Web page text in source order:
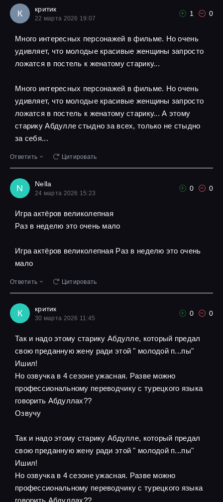
К критик
22 марта 2026 19:07
1 0
Много интересных персонажей в фильме. Но очень
удивляет, что молодые красивые женщины запросто
ложатся в постель к женатому старику...
Много интересных персонажей в фильме. Но очень
удивляет, что молодые красивые женщины запросто
ложатся в постель к женатому старику... А этому
старику Абдулле стыдно за всех, только не стыдно
за себя...
Ответить Цитировать
N Nella
24 марта 2026 15:23
0 0
Игра актёров великолепная
Pаз в неделю это очень мало
Игра актёров великолепная Pаз в неделю это очень
мало
Ответить Цитировать
К критик
30 марта 2026 11:45
0 0
Так и надо этому старику Абдулле, который предал
свою преданную жену ради этой " молодой п...пы"
Ишил!
Но озвучка в 4 сезоне ужасная. Разве можно
профессиональному переводчику с турецкого языка
говорить Абдуллах??
Озвучу
Так и надо этому старику Абдулле, который предал
свою преданную жену ради этой " молодой п...пы"
Ишил!
Но озвучка в 4 сезоне ужасная. Разве можно
профессиональному переводчику с турецкого языка
говорить Абдуллах??